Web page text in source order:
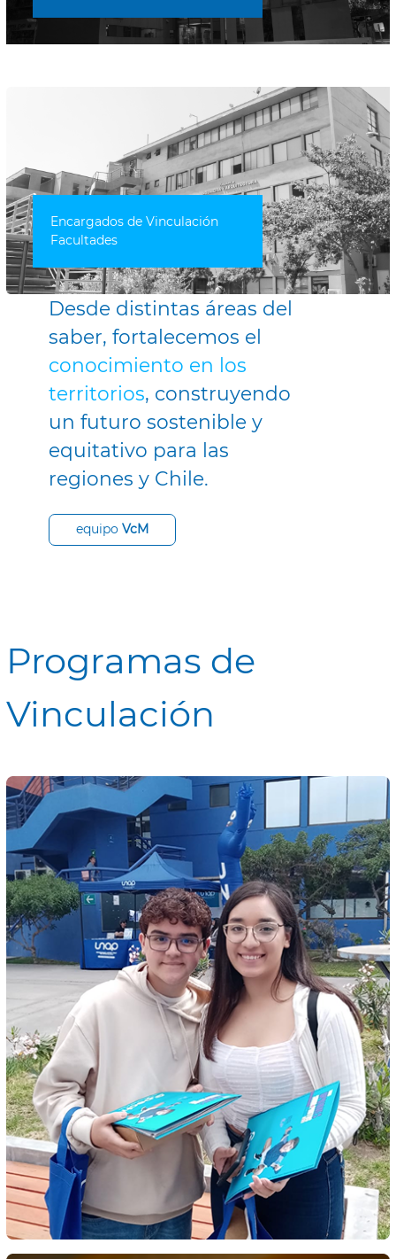
Encargados de Vinculación
Facultades
Desde distintas áreas del
saber, fortalecemos el
conocimiento en los
territorios, construyendo
un futuro sostenible y
equitativo para las
regiones y Chile.
equipo VcM
Programas de
Vinculación